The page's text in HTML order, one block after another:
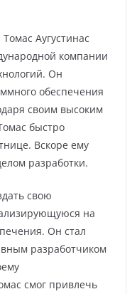
Аугустинас
компании
Он
обеспечения
своим высоким
быстро
Вскоре ему
разработки.
свою
на
Он стал
разработчиком
смог привлечь